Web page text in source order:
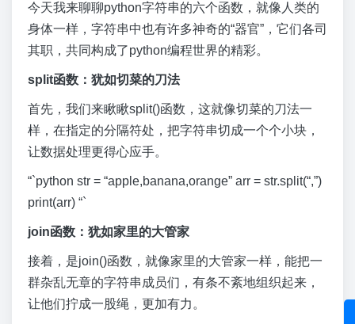
今天我来聊聊python字符串的六个函数，就像人类的
身体一样，字符串中也有许多神奇的“器官”，它们各司
其职，共同构成了python编程世界的精彩。
split函数：犹如切菜的刀法
首先，我们来瞅瞅split()函数，这就像切菜的刀法一
样，在指定的分隔符处，把字符串切成一个个小块，
让数据处理更得心应手。
“`python str = “apple,banana,orange” arr = str.split(“,”)
print(arr) “`
join函数：犹如家里的大管家
接着，是join()函数，就像家里的大管家一样，能把一
群杂乱无章的字符串成员们，有条不紊地组织起来，
让他们拧成一股绳，更加有力。